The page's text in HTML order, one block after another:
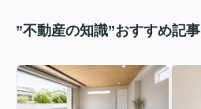
”不動産の知識”おすすめ記事